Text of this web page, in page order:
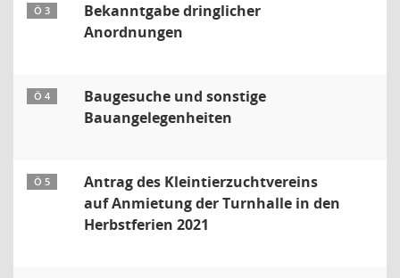
Ö 3
Bekanntgabe dringlicher
Anordnungen
Ö 4
Baugesuche und sonstige
Bauangelegenheiten
Ö 5
Antrag des Kleintierzuchtvereins
auf Anmietung der Turnhalle in den
Herbstferien 2021